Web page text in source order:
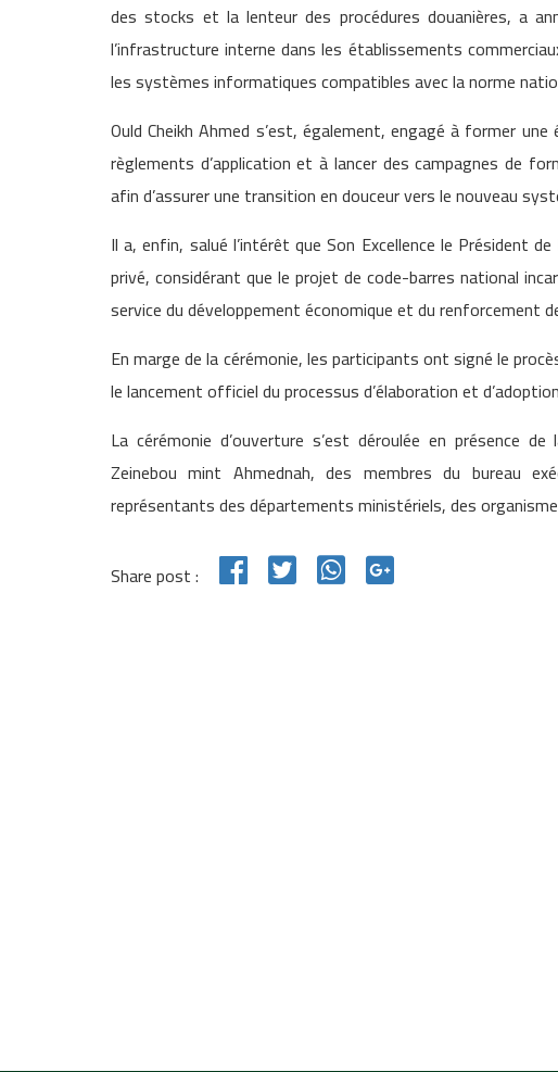
des stocks et la lenteur des procédures douanières, a
l’infrastructure interne dans les établissements
les systèmes informatiques compatibles avec la norme
Ould Cheikh Ahmed s’est, également, engagé à former
règlements d’application et à lancer des campagnes de
afin d’assurer une transition en douceur vers le nouveau
Il a, enfin, salué l’intérêt que Son Excellence le Président
privé, considérant que le projet de code-barres national
service du développement économique et du renforcement
En marge de la cérémonie, les participants ont signé le
le lancement officiel du processus d’élaboration et
La cérémonie d’ouverture s’est déroulée en présence
Zeinebou mint Ahmednah, des membres du bureau
représentants des départements ministériels, des
Share post :